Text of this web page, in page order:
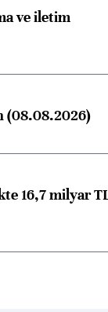
ve iletim
(08.08.2026)
16,7 milyar